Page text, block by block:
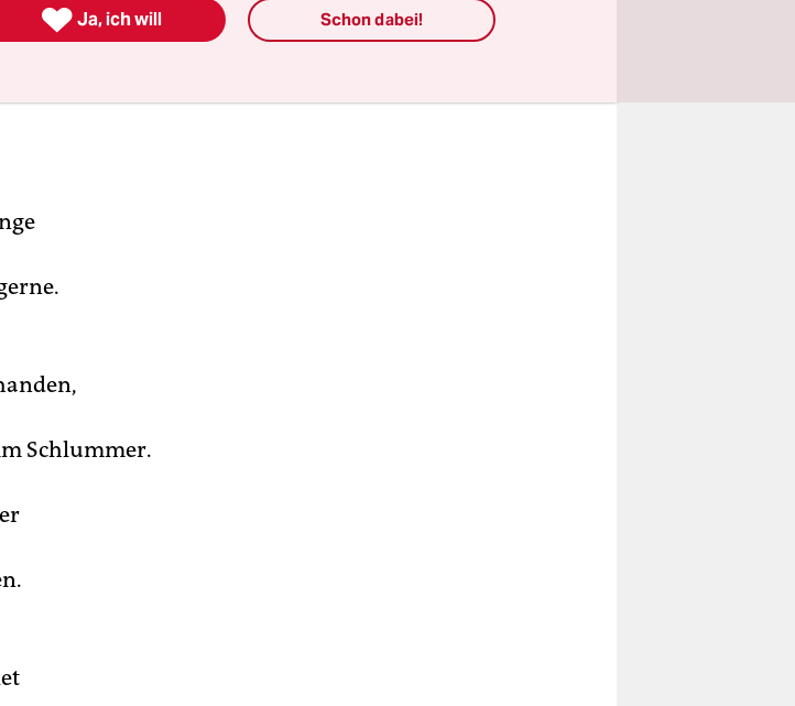
Schlummer.
 Ja, ich will Schon dabei!